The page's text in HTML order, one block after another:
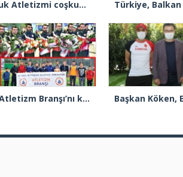
Çocuk Atletizmi coşkuyla kutlandı
İBB Atletizm Branşı’nı kapattı